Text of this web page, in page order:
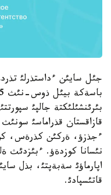
جئل سايئن ءداستذرلئ
ءجذزؤ، ةركئن كذرةس،
نئسانا كوزدةؤ. ءبئزدئث
اپارماؤئ سةبةپتئ، بذل
قاتئسپادئ.